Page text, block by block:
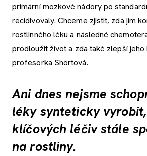
primární mozkové nádory po
recidivovaly. Chceme zjistit, zda jim
rostlinného léku a následné
prodloužit život a zda také zlepší jeho
profesorka Shortová.
Ani dnes nejsme
léky synteticky
klíčových léčiv stále
na rostliny.